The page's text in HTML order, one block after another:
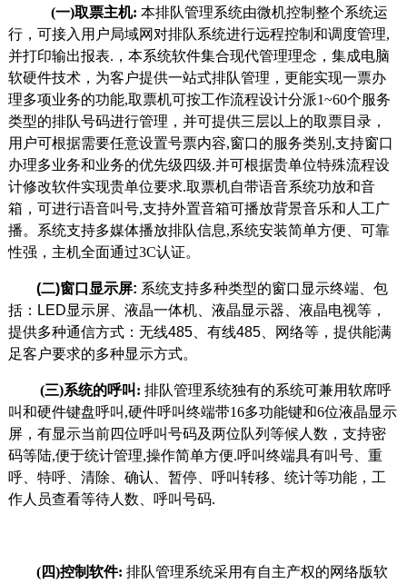
(一)取票主机: 本排队管理系统由微机控制整个系统运
行，可接入用户局域网对排队系统进行远程控制和调度管理,
并打印输出报表.， 本系统软件集合现代管理理念，集成电脑
软硬件技术，为客户提供一站式排队管理，更能实现一票办
理多项业务的功能,取票机可按工作流程设计分派1~60个服务
类型的排队号码进行管理，并可提供三层以上的取票目录，
用户可根据需要任意设置号票内容,窗口的服务类别,支持窗口
办理多业务和业务的优先级四级.并可根据贵单位特殊流程设
计修改软件实现贵单位要求.取票机自带语音系统功放和音
箱，可进行语音叫号,支持外置音箱可播放背景音乐和人工广
播。系统支持多媒体播放排队信息,系统安装简单方便、可靠
性强，主机全面通过3C认证。
(二)窗口显示屏: 系统支持多种类型的窗口显示终端、包
括：LED显示屏、液晶一体机、液晶显示器、液晶电视等，
提供多种通信方式：无线485、有线485、网络等，提供能满
足客户要求的多种显示方式。
(三)系统的呼叫: 排队管理系统独有的系统可兼用软席呼
叫和硬件键盘呼叫,硬件呼叫终端带16多功能键和6位液晶显示
屏，有显示当前四位呼叫号码及两位队列等候人数，支持密
码等陆,便于统计管理,操作简单方便.呼叫终端具有叫号、重
呼、特呼、清除、确认、暂停、呼叫转移、统计等功能，工
作人员查看等待人数、呼叫号码.
(四)控制软件: 排队管理系统采用有自主产权的网络版软